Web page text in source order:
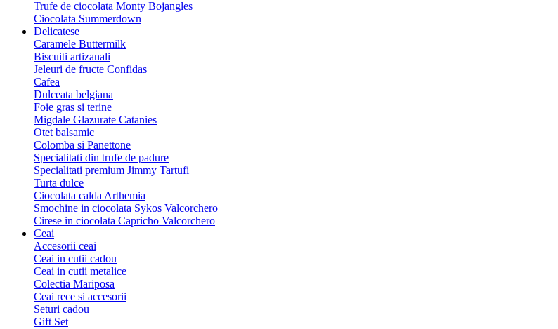
Trufe de ciocolata Monty Bojangles
Ciocolata Summerdown
Delicatese
Caramele Buttermilk
Biscuiti artizanali
Jeleuri de fructe Confidas
Cafea
Dulceata belgiana
Foie gras si terine
Migdale Glazurate Catanies
Otet balsamic
Colomba si Panettone
Specialitati din trufe de padure
Specialitati premium Jimmy Tartufi
Turta dulce
Ciocolata calda Arthemia
Smochine in ciocolata Sykos Valcorchero
Cirese in ciocolata Capricho Valcorchero
Ceai
Accesorii ceai
Ceai in cutii cadou
Ceai in cutii metalice
Colectia Mariposa
Ceai rece si accesorii
Seturi cadou
Gift Set